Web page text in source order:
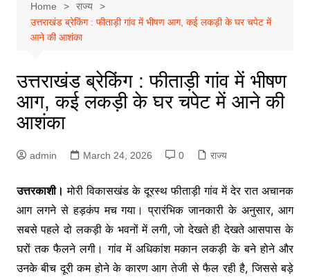
Home
राज्य
उत्तराखंड ब्रेकिंग : फीताड़ी गांव में भीषण आग, कई लकड़ी के घर चपेट में
आने की आशंका
उत्तराखंड ब्रेकिंग : फीताड़ी गांव में भीषण
आग, कई लकड़ी के घर चपेट में आने की
आशंका
admin March 24, 2026 0 राज्य
उत्तरकाशी। मोरी विकासखंड के दूरस्थ फीताड़ी गांव में देर रात अचानक
आग लगने से हड़कंप मच गया। प्रारंभिक जानकारी के अनुसार, आग
सबसे पहले दो लकड़ी के भवनों में लगी, जो देखते ही देखते आसपास के
घरों तक फैलने लगी। गांव में अधिकांश मकान लकड़ी के बने होने और
उनके बीच दूरी कम होने के कारण आग तेजी से फैल रही है, जिससे बड़े